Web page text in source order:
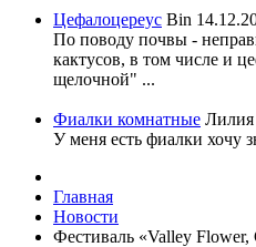
Цефалоцереус Bin
По поводу почвы -
кактусов, в том числе и
щелочной" ...
Фиалки комнатные Лилия
У меня есть фиалки хочу
Главная
Новости
Фестиваль «Valley